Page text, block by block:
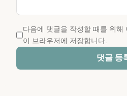
다음에 댓글을 작성할 때를 위해
이 브라우저에 저장합니다.
댓글 등